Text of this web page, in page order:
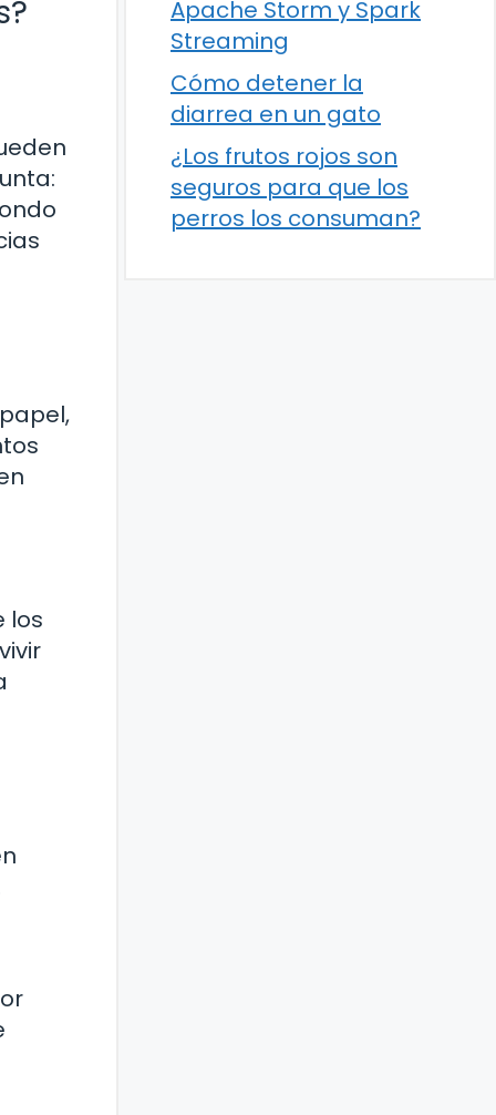
los
Apache Storm y Spark
Streaming
Cómo detener la
diarrea en un gato
¿Los frutos rojos son
seguros para que los
perros los consuman?